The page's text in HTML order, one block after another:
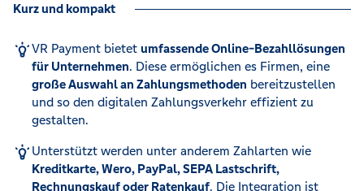
Kurz und kompakt
VR Payment bietet umfassende Online-Bezahllösungen
für Unternehmen. Diese ermöglichen es Firmen, eine
große Auswahl an Zahlungsmethoden bereitzustellen
und so den digitalen Zahlungsverkehr effizient zu
gestalten.
Unterstützt werden unter anderem Zahlarten wie
Kreditkarte, Wero, PayPal, SEPA Lastschrift,
Rechnungskauf oder Ratenkauf. Die Integration ist